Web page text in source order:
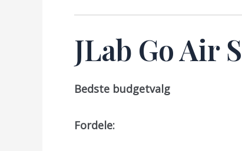
JLab Go Air
Bedste budgetvalg
Fordele: